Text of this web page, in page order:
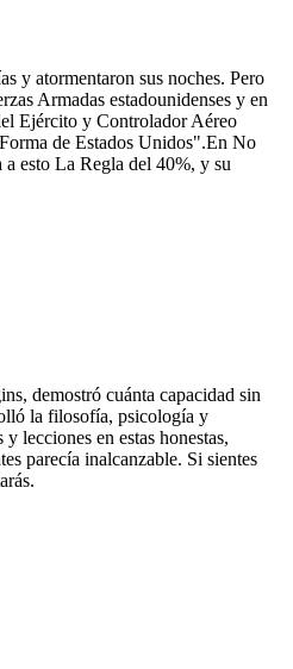
atormentaron sus noches. Pero
Armadas estadounidenses y en
Ejército y Controlador Aéreo
de Estados Unidos".En No
a esto La Regla del 40%, y su
demostró cuánta capacidad sin
la filosofía, psicología y
lecciones en estas honestas,
parecía inalcanzable. Si sientes